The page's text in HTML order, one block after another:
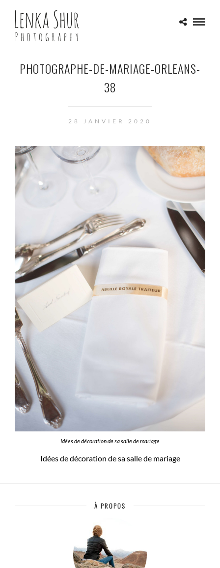
PHOTOGRAPHE-DE-MARIAGE-ORLEANS-
38
28 JANVIER 2020
Idées de décoration de sa salle de mariage
Idées de décoration de sa salle de mariage
À PROPOS